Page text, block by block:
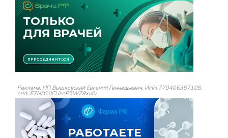
Реклама: ИП Вышковский Евгений Геннадьевич, ИНН 770406387105,
erid=F7NfYUJCUneP5W79xufv